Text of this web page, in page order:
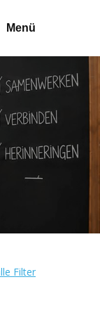
Menü
Filter